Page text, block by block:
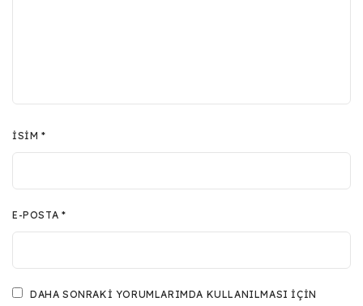
İSIM*
E-POSTA *
DAHA SONRAKI YORUMLARIMDA KULLANILMASI IÇIN